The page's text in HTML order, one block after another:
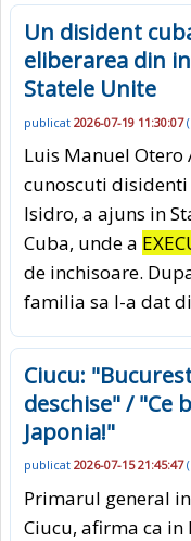
Un disident
eliberarea din
Statele Unite
publicat 2026-07-19 11:30:07(
Luis Manuel
cunoscuti
Isidro, a ajuns in
Cuba, unde a
de inchisoare.
familia sa l-a dat
Ciucu:
deschise" / "Ce
Japonia!"
publicat 2026-07-15 21:45:47(
Primarul general
Ciucu, afirma ca